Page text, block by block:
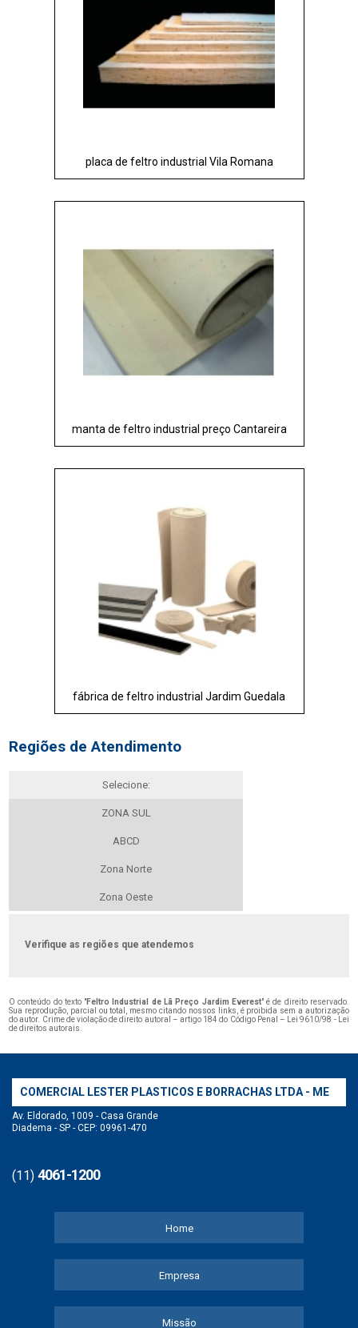
placa de feltro industrial Vila Romana
manta de feltro industrial preço Cantareira
fábrica de feltro industrial Jardim Guedala
Regiões de Atendimento
Selecione:
ZONA SUL
ABCD
Zona Norte
Zona Oeste
Verifique as regiões que atendemos
O conteúdo do texto "Feltro Industrial de Lã Preço Jardim Everest" é de direito reservado.
Sua reprodução, parcial ou total, mesmo citando nossos links, é proibida sem a autorização
do autor. Crime de violação de direito autoral – artigo 184 do Código Penal –
Lei 9610/98 - Lei
de direitos autorais
COMERCIAL LESTER PLASTICOS E BORRACHAS LTDA - ME
Av. Eldorado, 1009 - Casa Grande
Diadema - SP - CEP: 09961-470
(11) 4061-1200
Home
Empresa
Missão